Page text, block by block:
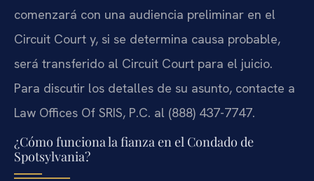
comenzará con una audiencia preliminar en el
Circuit Court y, si se determina causa probable,
será transferido al Circuit Court para el juicio.
Para discutir los detalles de su asunto, contacte a
Law Offices Of SRIS, P.C. al (888) 437-7747.
¿Cómo funciona la fianza en el Condado de
Spotsylvania?